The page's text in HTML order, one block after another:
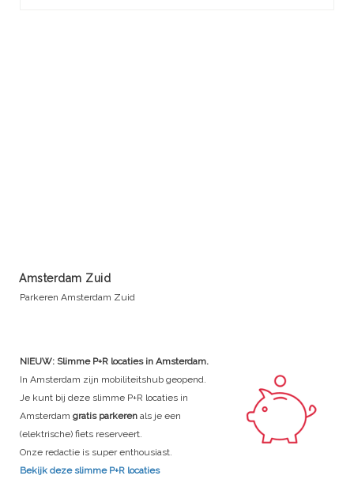
Amsterdam Zuid
Parkeren Amsterdam Zuid
NIEUW: Slimme P+R locaties in Amsterdam.
In Amsterdam zijn mobiliteitshub geopend.
Je kunt bij deze slimme P+R locaties in
Amsterdam gratis parkeren als je een
(elektrische) fiets reserveert.
Onze redactie is super enthousiast.
Bekijk deze slimme P+R locaties